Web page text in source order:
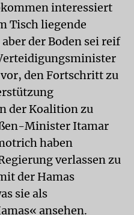
interessiert
Tisch liegende
der Boden sei reif
den Fortschritt zu
der Koalition zu
Minister Itamar
haben
verlassen zu
der Hamas
sie als
ansehen.